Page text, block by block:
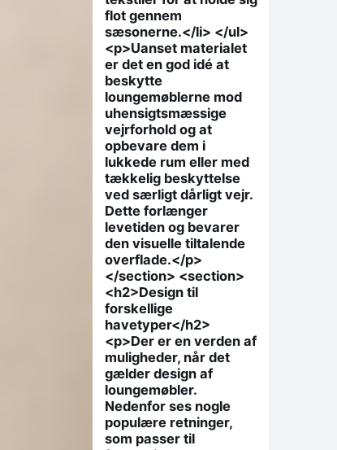
flot gennem
sæsonerne.</li> </ul>
<p>Uanset materialet
er det en god idé at
beskytte
loungemøblerne mod
uhensigtsmæssige
vejrforhold og at
opbevare dem i
lukkede rum eller med
tækkelig beskyttelse
ved særligt dårligt vejr.
Dette forlænger
levetiden og bevarer
den visuelle tiltalende
overflade.</p>
</section> <section>
<h2>Design til
forskellige
havetyper</h2>
<p>Der er en verden af
muligheder, når det
gælder design af
loungemøbler.
Nedenfor ses nogle
populære retninger,
som passer til